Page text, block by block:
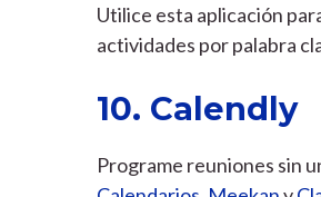
Utilice esta aplicación
actividades por palabra
10. Calendly
Programe reuniones sin